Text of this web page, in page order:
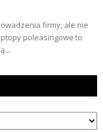
firmy, ale nie
poleasingowe to